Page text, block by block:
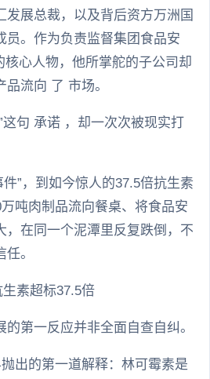
发展总裁，以及背后资方万洲国
员。作为负责监督集团食品安
核心人物，他所掌舵的子公司却
流向 了 市场。
这句 承诺 ，却一次次被现实打
”，到如今惊人的37.5倍抗生素
吨肉制品流向餐桌、将食品安
，在同一个泥潭里反复跌倒，不
。
生素超标37.5倍
第一反应并非全面自查自纠。
出的第一道解释：林可霉素是